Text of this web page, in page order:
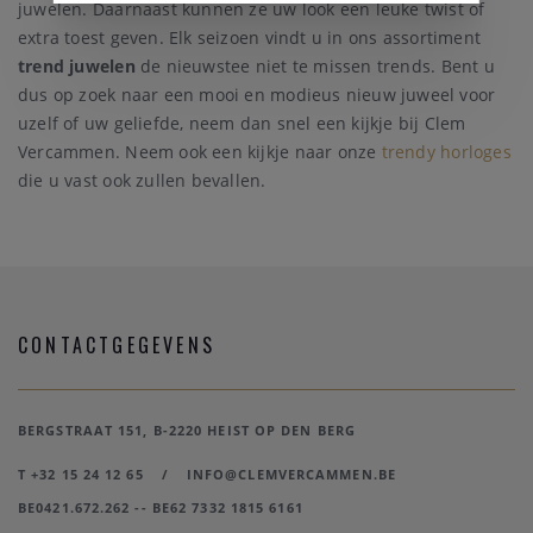
juwelen. Daarnaast kunnen ze uw look een leuke twist of
extra toest geven. Elk seizoen vindt u in ons assortiment
trend juwelen de nieuwstee niet te missen trends. Bent u
dus op zoek naar een mooi en modieus nieuw juweel voor
uzelf of uw geliefde, neem dan snel een kijkje bij Clem
Vercammen. Neem ook een kijkje naar onze trendy horloges
die u vast ook zullen bevallen.
CONTACTGEGEVENS
BERGSTRAAT 151, B-2220 HEIST OP DEN BERG
T +32 15 24 12 65 /
INFO@CLEMVERCAMMEN.BE
BE0421.672.262 -- BE62 7332 1815 6161